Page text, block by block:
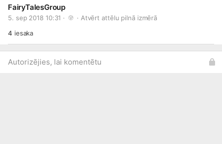
FairyTalesGroup
5. sep 2018 10:31 · · Atvērt attēlu pilnā izmērā
4 iesaka
Autorizējies, lai komentētu